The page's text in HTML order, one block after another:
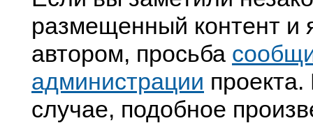
размещенный контент и
автором, просьба
администрации
случае, подобное